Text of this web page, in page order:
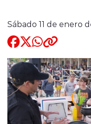
Sábado 11 de enero